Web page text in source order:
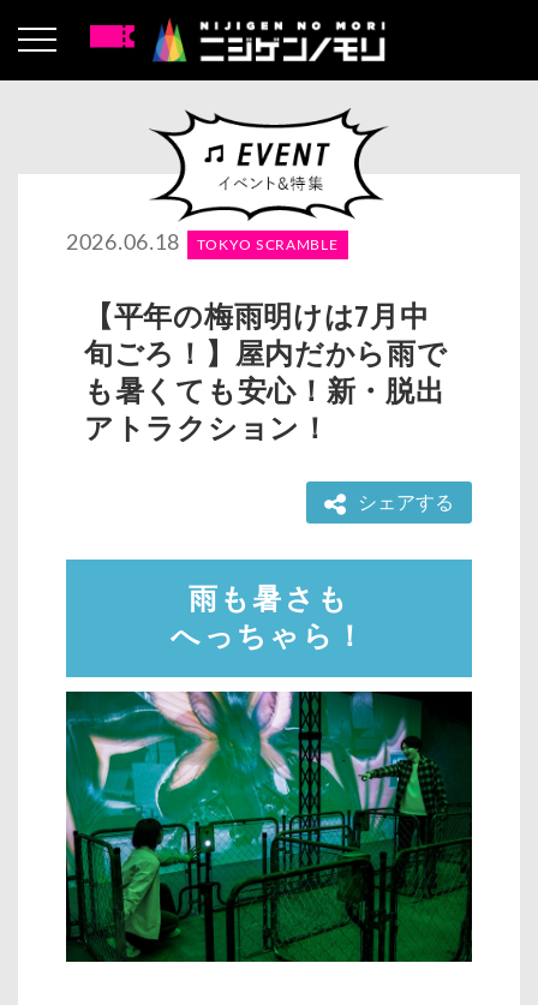
2026.06.18 TOKYO SCRAMBLE
【平年の梅雨明けは7月中
旬ごろ！】屋内だから雨で
も暑くても安心！新・脱出
アトラクション！
シェアする
雨も暑さも
へっちゃら！